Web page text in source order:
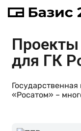
для ГК
«Росатом» –